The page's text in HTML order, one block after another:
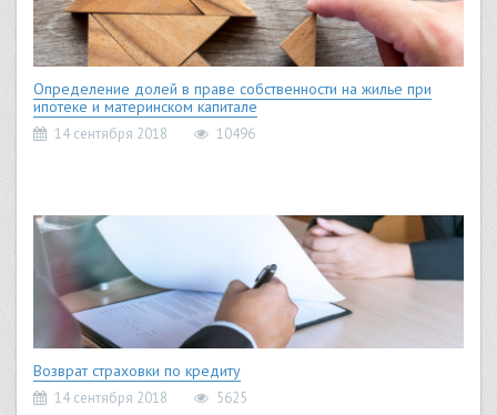
Определение долей в праве собственности на жилье при
ипотеке и материнском капитале
14 сентября 2018 10496
Возврат страховки по кредиту
14 сентября 2018 5625